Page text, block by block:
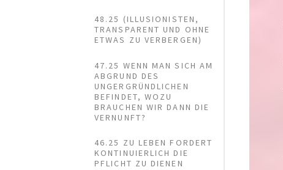
48.25 (ILLUSIONISTEN,
TRANSPARENT UND OHNE
ETWAS ZU VERBERGEN)
47.25 WENN MAN SICH AM
ABGRUND DES
UNGERGRÜNDLICHEN
BEFINDET, WOZU
BRAUCHEN WIR DANN DIE
VERNUNFT?
46.25 ZU LEBEN FORDERT
KONTINUIERLICH DIE
PFLICHT ZU DIENEN